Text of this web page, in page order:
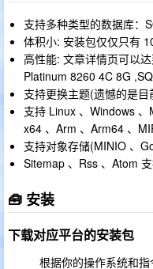
支持多种类型的数据库：
体积小: 安装包仅仅只有
高性能: 文章详情页可以
Platinum 8260 4C 8G
支持更换主题(遗憾的是
支持 Linux 、Windows 、
x64 、Arm 、Arm64 、
支持对象存储(MINIO 、
Sitemap 、Rss 、Atom
🧰 安装
下载对应平台的安装包
根据你的操作系统和